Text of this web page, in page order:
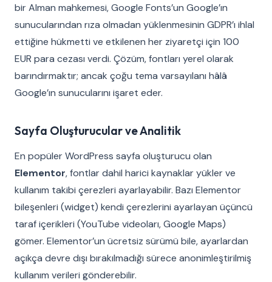
bir Alman mahkemesi, Google Fonts’un Google’ın
sunucularından rıza olmadan yüklenmesinin GDPR’ı ihlal
ettiğine hükmetti ve etkilenen her ziyaretçi için 100
EUR para cezası verdi. Çözüm, fontları yerel olarak
barındırmaktır; ancak çoğu tema varsayılanı hâlâ
Google’ın sunucularını işaret eder.
Sayfa Oluşturucular ve Analitik
En popüler WordPress sayfa oluşturucu olan
Elementor, fontlar dahil harici kaynaklar yükler ve
kullanım takibi çerezleri ayarlayabilir. Bazı Elementor
bileşenleri (widget) kendi çerezlerini ayarlayan üçüncü
taraf içerikleri (YouTube videoları, Google Maps)
gömer. Elementor’un ücretsiz sürümü bile, ayarlardan
açıkça devre dışı bırakılmadığı sürece anonimleştirilmiş
kullanım verileri gönderebilir.